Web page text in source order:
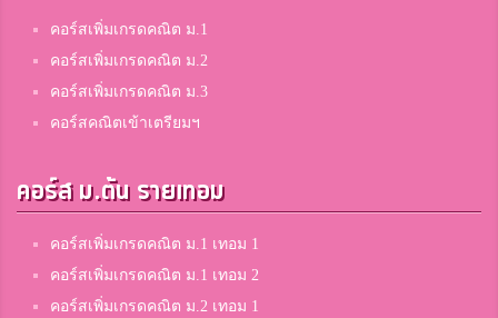
คอร์สเพิ่มเกรดคณิต ม.1
คอร์สเพิ่มเกรดคณิต ม.2
คอร์สเพิ่มเกรดคณิต ม.3
คอร์สคณิตเข้าเตรียมฯ
คอร์ส ม.ต้น รายเทอม
คอร์สเพิ่มเกรดคณิต ม.1 เทอม 1
คอร์สเพิ่มเกรดคณิต ม.1 เทอม 2
คอร์สเพิ่มเกรดคณิต ม.2 เทอม 1